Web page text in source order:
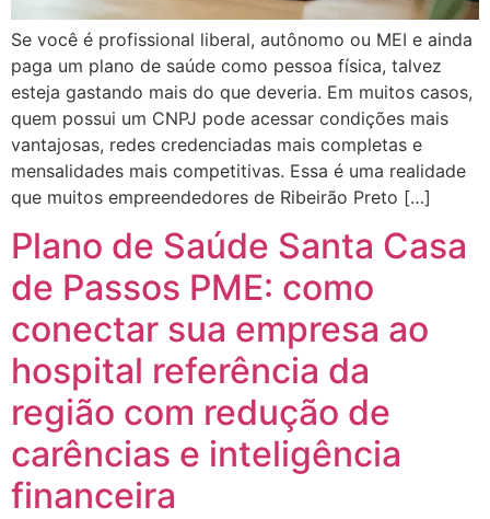
Se você é profissional liberal, autônomo ou MEI e ainda
paga um plano de saúde como pessoa física, talvez
esteja gastando mais do que deveria. Em muitos casos,
quem possui um CNPJ pode acessar condições mais
vantajosas, redes credenciadas mais completas e
mensalidades mais competitivas. Essa é uma realidade
que muitos empreendedores de Ribeirão Preto […]
Plano de Saúde Santa Casa
de Passos PME: como
conectar sua empresa ao
hospital referência da
região com redução de
carências e inteligência
financeira